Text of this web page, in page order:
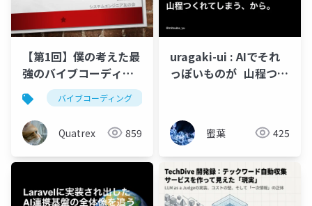
【第1回】僕の考えた最
強のバイブコーディン
グ
バイブコーディング
Quatrex 859
uragaki-ui : AIでそれ
っぽいものが 山程つく
蜜葉 425